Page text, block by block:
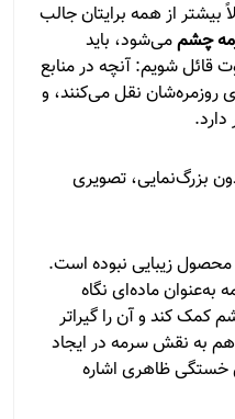
از همه برایتان جالب
چشممی‌شود، باید
قائل شویم: آنچه در منابع
روزمره‌شان نقل می‌کنند، و
بزرگ‌نمایی، تصویری
زیبایی نبوده است.
به‌عنوان ماده‌ای نگاه
کمک کند و آن را گیراتر
به نقش سرمه در ایجاد
ظاهری اشاره